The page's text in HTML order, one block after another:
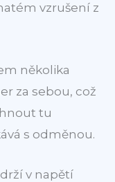
vzrušení z
několika
za sebou, což
tu
s odměnou.
v napětí